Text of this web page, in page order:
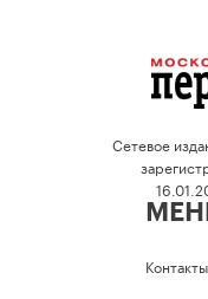
Сетевое
Контакты